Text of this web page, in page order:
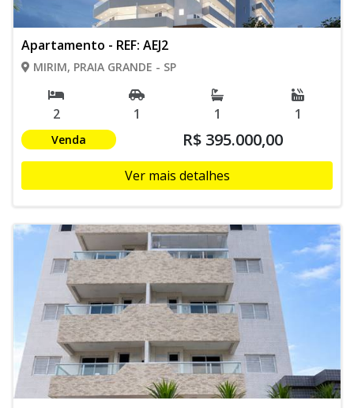
Apartamento - REF: AEJ2
MIRIM, PRAIA GRANDE - SP
2 1 1 1
Venda R$ 395.000,00
Ver mais detalhes